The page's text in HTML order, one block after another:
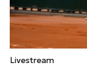
Livestream